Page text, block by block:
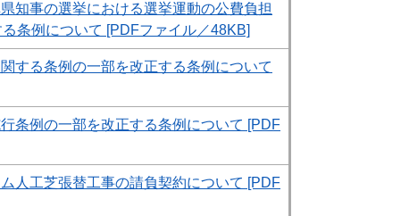
知事の選挙における選挙運動の公費負担
条例について [PDFファイル／48KB]
する条例の一部を改正する条例について​
条例の一部を改正する条例について [PDF
人工芝張替工事の請負契約について​ [PDF